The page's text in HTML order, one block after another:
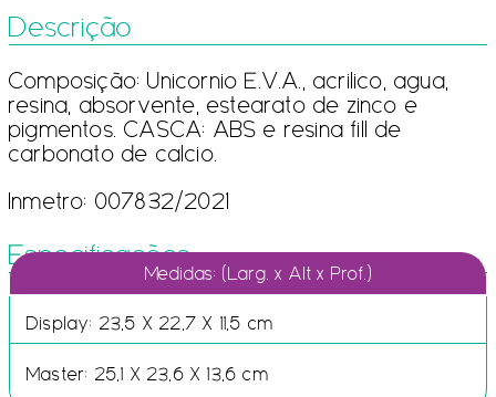
Descrição
Composição: Unicornio E.V.A., acrilico, agua,
resina, absorvente, estearato de zinco e
pigmentos. CASCA: ABS e resina fill de
carbonato de calcio.
Inmetro: 007832/2021
Especificações
Medidas: (Larg. x Alt x Prof.)
Display: 23,5 X 22,7 X 11,5 cm
Master: 25,1 X 23,6 X 13,6 cm